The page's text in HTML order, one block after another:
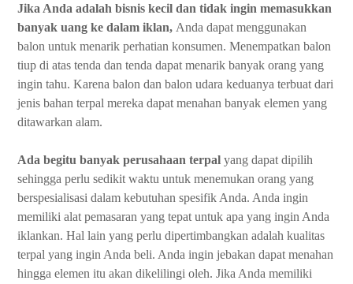
Jika Anda adalah bisnis kecil dan tidak ingin memasukkan
banyak uang ke dalam iklan, Anda dapat menggunakan
balon untuk menarik perhatian konsumen. Menempatkan balon
tiup di atas tenda dan tenda dapat menarik banyak orang yang
ingin tahu. Karena balon dan balon udara keduanya terbuat dari
jenis bahan terpal mereka dapat menahan banyak elemen yang
ditawarkan alam.
Ada begitu banyak perusahaan terpal yang dapat dipilih
sehingga perlu sedikit waktu untuk menemukan orang yang
berspesialisasi dalam kebutuhan spesifik Anda. Anda ingin
memiliki alat pemasaran yang tepat untuk apa yang ingin Anda
iklankan. Hal lain yang perlu dipertimbangkan adalah kualitas
terpal yang ingin Anda beli. Anda ingin jebakan dapat menahan
hingga elemen itu akan dikelilingi oleh. Jika Anda memiliki